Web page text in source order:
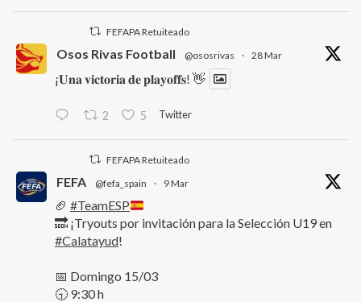
FEFAPA Retuiteado
Osos Rivas Football @ososrivas · 28 Mar
¡𝐔𝐧𝐚 𝐯𝐢𝐜𝐭𝐨𝐫𝐢𝐚 𝐝𝐞 𝐩𝐥𝐚𝐲𝐨𝐟𝐟𝐬! 👋
2 5 Twitter
FEFAPA Retuiteado
FEFA @fefa_spain · 9 Mar
🏈 #TeamESP
🔜 ¡Tryouts por invitación para la Selección U19 en
#Calatayud!
📅 Domingo 15/03
🕤 9:30 h